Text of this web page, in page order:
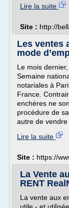
Lire la suite
Site : http://
Les ventes
mode
Le mois
Semaine
notariales à
France.
enchères ne
procédure de
autre de vendre
Lire la suite
Site : https://
La Vente
RENT
La vente aux